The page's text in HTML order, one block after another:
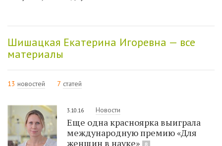
Шишацкая Екатерина Игоревна — все
материалы
13 новостей 7 статей
3.10.16 Новости
Еще одна красноярка выиграла
международную премию «Для
женщин в науке»
8